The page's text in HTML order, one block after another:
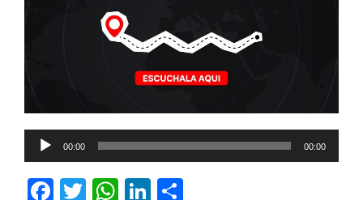
Reproductor
00:00 00:00
F
T
W Li